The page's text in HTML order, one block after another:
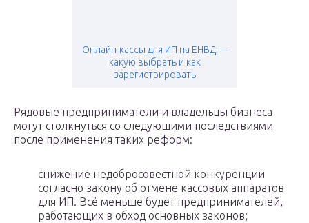
Онлайн-кассы для ИП на ЕНВД —
какую выбрать и как
зарегистрировать
Рядовые предприниматели и владельцы бизнеса
могут столкнуться со следующими последствиями
после применения таких реформ:
снижение недобросовестной конкуренции
согласно закону об отмене кассовых аппаратов
для ИП. Всё меньше будет предпринимателей,
работающих в обход основных законов;